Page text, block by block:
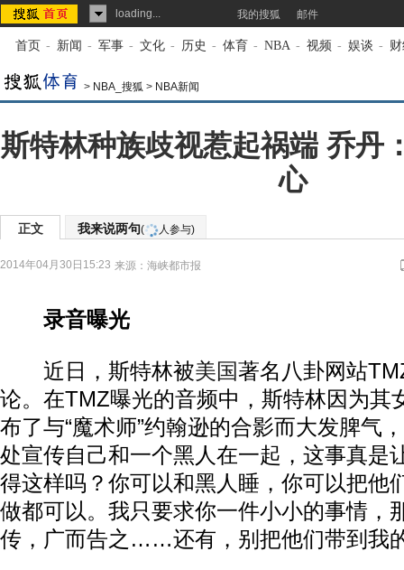
loading... 我的搜狐 邮件
首页 - 新闻 - 军事 - 文化 - 历史 - 体育 - NBA - 视频 - 娱谈 -
> NBA_搜狐 > NBA新闻
斯特林种族歧视惹起祸端 乔丹
心
正文 我来说两句( 人参与)
2014年04月30日15:23 来源： 海峡都市报
录音曝光
近日，斯特林被美国著名八卦网站
论。在TMZ曝光的音频中，斯特林因为其
布了与“魔术师”约翰逊的合影而大发脾气
处宣传自己和一个黑人在一起，这事真是
得这样吗？你可以和黑人睡，你可以把他
做都可以。我只要求你一件小小的事情，
传，广而告之……还有，别把他们带到我